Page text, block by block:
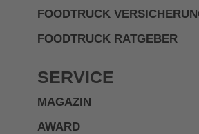
FOODTRUCK
FOODTRUCK RATGEBER
SERVICE
MAGAZIN
AWARD